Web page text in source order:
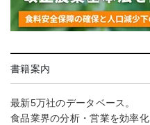
書籍案内
最新5万社のデータベース。
食品業界の分析・営業を効率化